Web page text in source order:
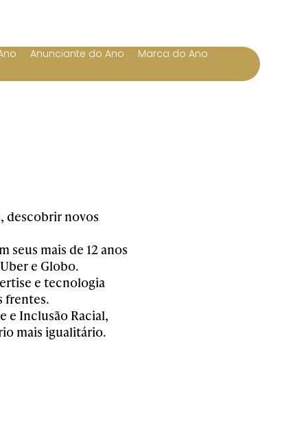
Anunciante do Ano
Marca do Ano
descobrir novos
seus mais de 12 anos
e Globo.
e tecnologia
frentes.
e Inclusão Racial,
mais igualitário.